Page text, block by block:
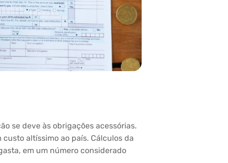
se deve às obrigações acessórias.
altíssimo ao país. Cálculos da
em um número considerado